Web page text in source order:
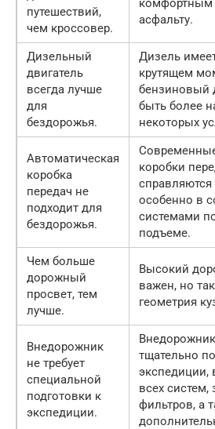
путешествий,
чем кроссовер.
комфортным
асфальту.
Дизельный
двигатель
всегда лучше
для
бездорожья.
Дизель
крутящем
бензиновый
быть более
некоторых
Автоматическая
коробка
передач не
подходит для
бездорожья.
коробки
особенно в
системами
подъеме.
Чем больше
дорожный
просвет, тем
лучше.
Высокий
важен, но
геометрия
Внедорожник
не требует
специальной
подготовки к
экспедиции.
тщательно
экспедиции,
всех
фильтров, а